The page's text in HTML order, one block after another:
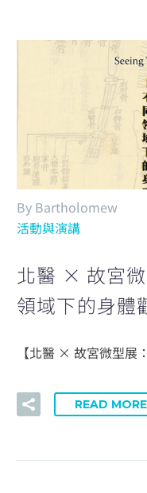
English
By Bartholomew
活動與演講
北醫 × 故宮
領域下的身體
【北醫 × 故宮微型
READ MORE